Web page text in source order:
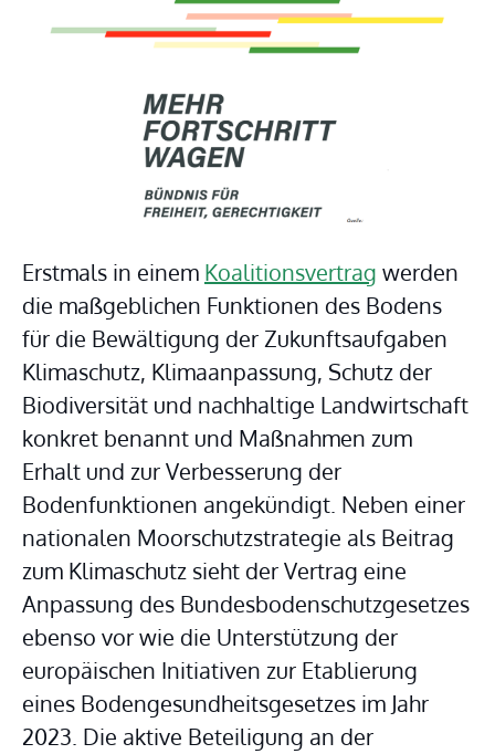
Erstmals in einem Koalitionsvertrag werden
die maßgeblichen Funktionen des Bodens
für die Bewältigung der Zukunftsaufgaben
Klimaschutz, Klimaanpassung, Schutz der
Biodiversität und nachhaltige Landwirtschaft
konkret benannt und Maßnahmen zum
Erhalt und zur Verbesserung der
Bodenfunktionen angekündigt. Neben einer
nationalen Moorschutzstrategie als Beitrag
zum Klimaschutz sieht der Vertrag eine
Anpassung des Bundesbodenschutzgesetzes
ebenso vor wie die Unterstützung der
europäischen Initiativen zur Etablierung
eines Bodengesundheitsgesetzes im Jahr
2023. Die aktive Beteiligung an der